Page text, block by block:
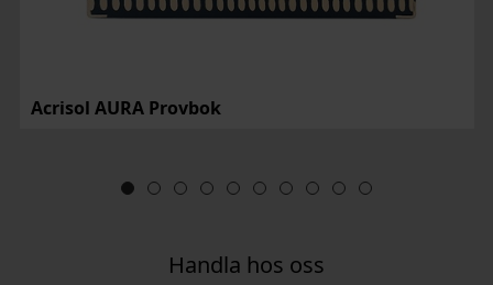
Acrisol AURA Provbok
Handla hos oss